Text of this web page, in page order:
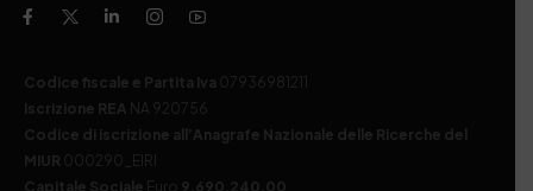
Codice fiscale e Partita Iva 07936981211
Iscrizione REA NA 920756
Codice di iscrizione all’Anagrafe Nazionale delle Ricerche del
MIUR 000290_EIRI
Capitale Sociale Euro 9.690.240,00